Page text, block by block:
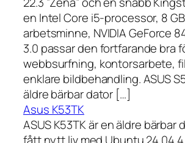
en Intel Core i5-processor, 8 GB
arbetsminne, NVIDIA GeForce
3.0 passar den fortfarande bra
webbsurfning, kontorsarbete,
enklare bildbehandling. ASUS
äldre bärbar dator […]
Asus K53TK
ASUS K53TK är en äldre bärbar
fått nytt liv med Ubuntu 24.04.4